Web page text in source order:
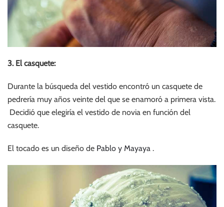
3. El casquete:
Durante la búsqueda del vestido encontró un casquete de
pedrería muy años veinte del que se enamoró a primera vista.
Decidió que elegiría el vestido de novia en función del
casquete.
El tocado es un diseño de Pablo y Mayaya .